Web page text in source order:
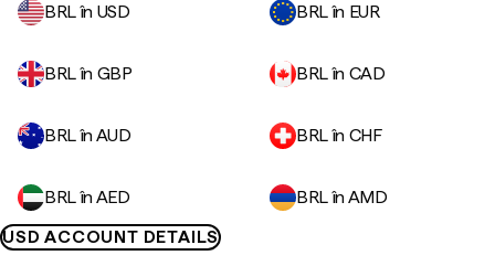
BRL în USD
BRL în EUR
BRL în GBP BRL în CAD
BRL în AUD BRL în CHF
BRL în AED
BRL în AMD
USD ACCOUNT DETAILS